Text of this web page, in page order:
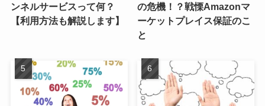
ンネルサービスって何？
【利用方法も解説します】
の危機！？戦慄Amazonマ
ーケットプレイス保証のこ
と